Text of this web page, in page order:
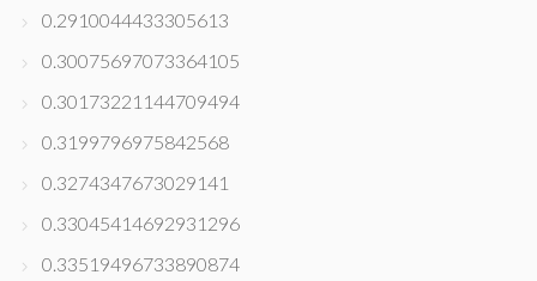
0.2910044433305613
0.30075697073364105
0.30173221144709494
0.3199796975842568
0.3274347673029141
0.33045414692931296
0.33519496733890874